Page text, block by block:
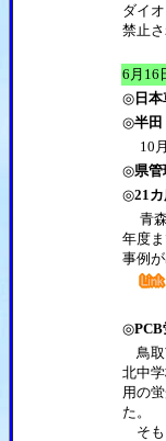
ダイ
禁止さ
6月16
◎日
◎半
10月
◎県管
◎21
青森
年度
事例
◎
鳥取
北中
用の
た。
そも